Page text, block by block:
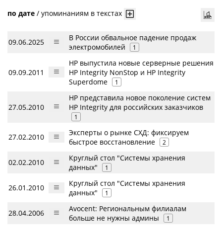
по дате / упоминаниям в текстах
09.06.2025
В России обвальное падение продаж
электромобилей
1
09.09.2011
HP выпустила новые серверные решения
HP Integrity NonStop и HP Integrity
Superdome
1
27.05.2010
HP представила новое поколение систем
HP Integrity для российских заказчиков
1
27.02.2010
Эксперты о рынке СХД: фиксируем
быстрое восстановление
2
02.02.2010
Круглый стол "Системы хранения
данных"
1
26.01.2010
Круглый стол "Системы хранения
данных"
1
28.04.2006
Avocent: Региональным филиалам
больше не нужны админы
1